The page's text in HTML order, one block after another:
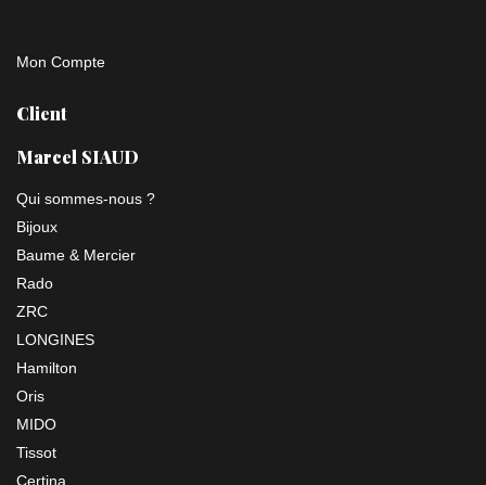
Mon Compte
Client
Marcel SIAUD
Qui sommes-nous ?
Bijoux
Baume & Mercier
Rado
ZRC
LONGINES
Hamilton
Oris
MIDO
Tissot
Certina